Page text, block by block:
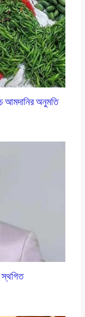
আমদানির অনুমতি
স্থগিত